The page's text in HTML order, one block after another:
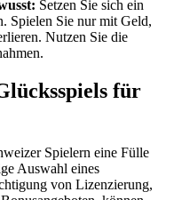
Setzen Sie sich ein
Spielen Sie nur mit Geld,
Nutzen Sie die
für
Spielern eine Fülle
Auswahl eines
von Lizenzierung,